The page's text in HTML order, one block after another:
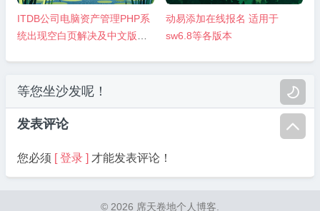


ITDB公司电脑资产管理PHP系
统出现空白页解决及中文版翻
动易添加在线报名 适用于
sw6.8等各版本
等您坐沙发呢！
发表评论
您必须 [ 登录 ] 才能发表评论！
© 2026 席天卷地个人博客.